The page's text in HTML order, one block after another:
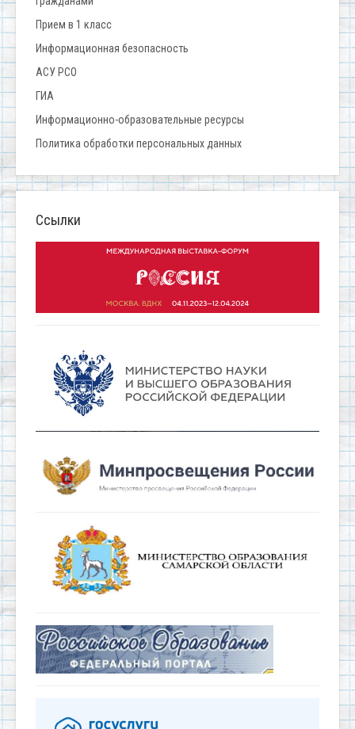
Прием в 1 класс
Информационная безопасность
АСУ РСО
ГИА
Информационно-образовательные ресурсы
Политика обработки персональных данных
Ссылки